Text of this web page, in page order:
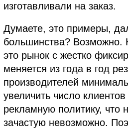
изготавливали на заказ.
Думаете, это примеры,
большинства? Возможно.
это рынок с жестко
меняется из года в год
производителей
увеличить число
рекламную политику,
зачастую невозможно.